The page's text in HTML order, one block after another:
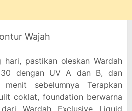
Wajah
pastikan oleskan Wardah
30 dengan UV A dan B, dan
sebelumnya Terapkan
coklat, foundation berwarna
Wardah Exclusive Liquid